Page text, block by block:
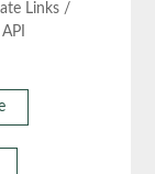
Links /